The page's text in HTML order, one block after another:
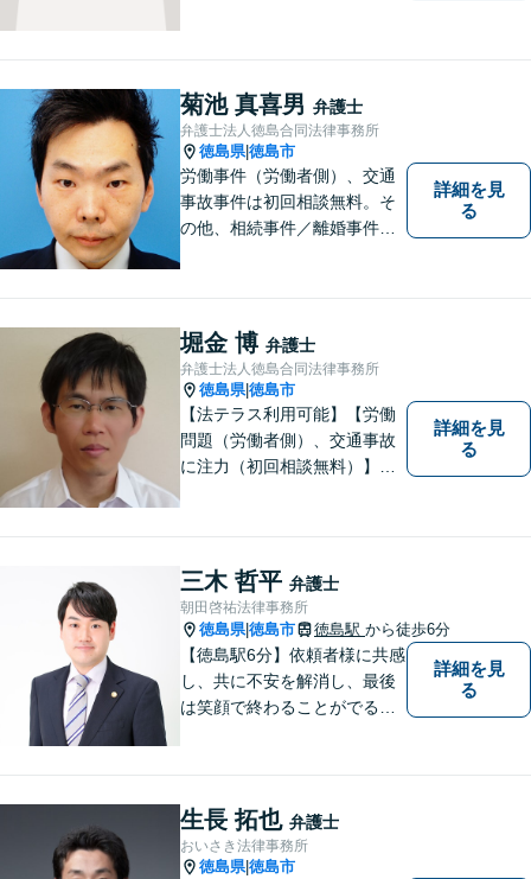
寧に対応してまいります。ご
相談者様のお話をじっくり聴
き、最適な解決方法をご提案
いたします。
菊池 真喜男 弁護士
弁護士法人徳島合同法律事務所
徳島県|徳島市
労働事件（労働者側）、交通
事故事件は初回相談無料。そ
の他、相続事件／離婚事件／
室対応でプライバシーが守ら
れます。【無料駐車場】
詳細を見
る
堀金 博 弁護士
弁護士法人徳島合同法律事務所
徳島県|徳島市
【法テラス利用可能】【労働
問題（労働者側）、交通事故
に注力（初回相談無料）】市
貸借/消費者問題/離婚/相続/債
務整理など）を中心に、社会
的事件にも対応いたします。
お気軽にご相談ください。
詳細を見
る
三木 哲平 弁護士
朝田啓祐法律事務所
徳島県|徳島市 徳島駅 から徒歩6分
【徳島駅6分】依頼者様に共感
し、共に不安を解消し、最後
は笑顔で終わることがでるよ
相談にのっています。 まずは
ご相談ください。
詳細を見
る
生長 拓也 弁護士
おいさき法律事務所
徳島県|徳島市